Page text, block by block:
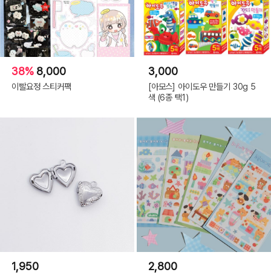
38% 8,000
이빨요정 스티커팩
3,000
[아모스] 아이도우 만들기 30g 5
색 (6종 택1)
1,950 2,800